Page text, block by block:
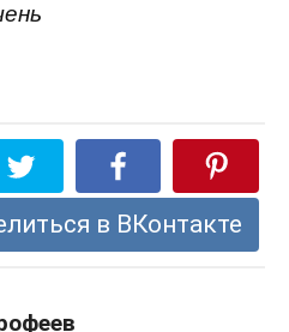
в ВКонтакте